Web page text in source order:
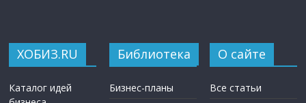
ХОБИЗ.RU
Каталог идей
Библиотека
Бизнес-планы
О сайте
Все статьи